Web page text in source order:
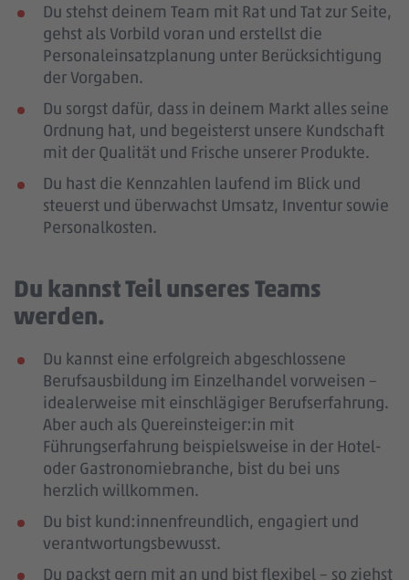
Du stehst deinem Team mit Rat und Tat zur Seite,
gehst als Vorbild voran und erstellst die
Personaleinsatzplanung unter Berücksichtigung
der Vorgaben.
Du sorgst dafür, dass in deinem Markt alles seine
Ordnung hat, und begeisterst unsere Kundschaft
mit der Qualität und Frische unserer Produkte.
Du hast die Kennzahlen laufend im Blick und
steuerst und überwachst Umsatz, Inventur sowie
Personalkosten.
Du kannst Teil unseres Teams
werden.
Du kannst eine erfolgreich abgeschlossene
Berufsausbildung im Einzelhandel vorweisen –
idealerweise mit einschlägiger Berufserfahrung.
Aber auch als Quereinsteiger:in mit
Führungserfahrung beispielsweise in der Hotel-
oder Gastronomiebranche, bist du bei uns
herzlich willkommen.
Du bist kund:innenfreundlich, engagiert und
verantwortungsbewusst.
Du packst gern mit an und bist flexibel – so ziehst